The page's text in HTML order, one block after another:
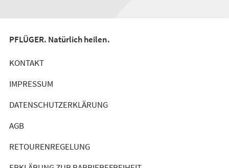
PFLÜGER. Natürlich heilen.
KONTAKT
IMPRESSUM
DATENSCHUTZERKLÄRUNG
AGB
RETOURENREGELUNG